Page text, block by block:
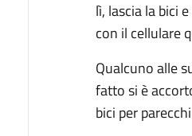
lì, lascia la bici
con il cellulare
Qualcuno alle
fatto si è
bici per